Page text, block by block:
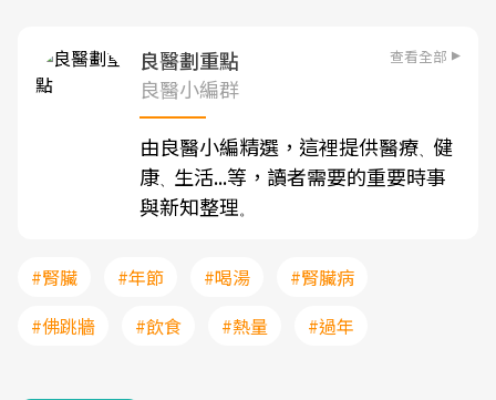
良醫劃重點 查看全部
良醫小編群
由良醫小編精選，這裡提供醫療、 健
康、 生活...等，讀者需要的重要時事
與新知整理。
#腎臟 #年節 #喝湯
#腎臟病
#佛跳牆
#飲食 #熱量 #過年